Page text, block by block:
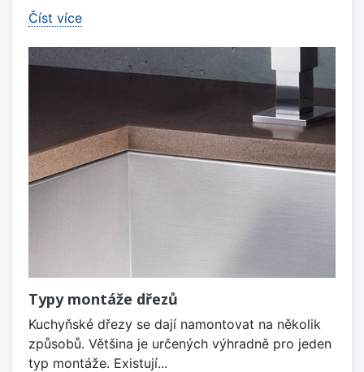
Číst více
Typy montáže dřezů
Kuchyňské dřezy se dají namontovat na několik
způsobů. Většina je určených výhradně pro jeden
typ montáže. Existují...